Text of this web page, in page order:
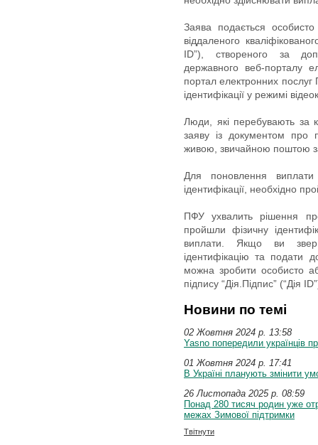
Заява подається
віддаленого
ID”), створеного за
державного веб-порталу
портал електронних
ідентифікації у режимі
Люди, які перебувають за
заяву із документом про
живою, звичайною поштою
Для поновлення виплати
ідентифікації, необхідно
ПФУ ухвалить рішення
пройшли фізичну
виплати. Якщо ви
ідентифікацію та подати
можна зробити особисто
підпису “Дія.Підпис” (“Дія
Новини по темі
02 Жовтня 2024 p. 13:58
Yasno попередили українців
01 Жовтня 2024 p. 17:41
В Україні планують змінити
26 Листопада 2025 p. 08:59
Понад 280 тисяч родин уже
межах Зимової підтримки
Твітнути